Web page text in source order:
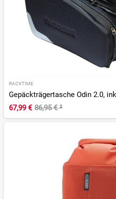
RACKTIME
Gepäckträgertasche Odin 2.0,
67,99 € 86,95 €²